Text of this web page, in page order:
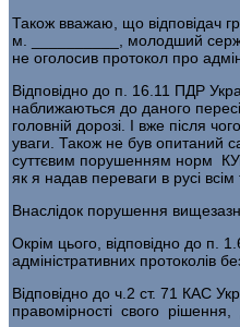
Також вважаю, що відповідач
м. __________, молодший
не оголосив протокол про
Відповідно до п. 16.11 ПДР
наближаються до даного
головній дорозі. І вже після
уваги. Також не був опитаний
суттєвим порушенням норм
як я надав переваги в русі
Внаслідок порушення
Окрім цього, відповідно до п.
адміністративних протоколів
Відповідно до ч.2 ст. 71 КАС
правомірності свого